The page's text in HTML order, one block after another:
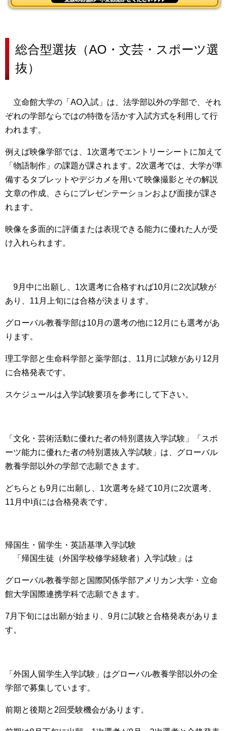
総合型選抜（AO・文芸・スポーツ選
抜）
立命館大学の 「AO入試」は、法学部以外の学部で、それ
ぞれの学部ならではの特徴を活かす入試方式を利用 して行
われます。
例えば映像学部では、1次選考でエントリーシートに加えて
「物語制作」の課題が課されます。2次選考では、大学が準
備するタブレットやデジカメを用いて映像撮影とその解説
文章の作成、さらにプレゼンテーションおよび面接が課さ
れます。
映像を多面的に評価または表現できる能力に優れた人が受
け入れられます。
9月中に出願し、1次選考に合格すれば10月に2次試験が
あり、11月上旬には合格が決まります。
グローバル教養学部は10月の選考の他に12月にも選考があ
ります。
理工学部と生命科学部と薬学部は、11月に試験があり12月
に合格発表です。
スケジュールは入学試験要項を参考にして下さい。
「文化・芸術活動に優れた者の特別選抜入学試験」「スポ
ーツ能力に優れた者の特別選抜入学試験」 は、 グローバル
教養学部以外の学部で志願できます。
どちらと も9月に出願し、1次選考を経て10月に2次選考、
11月中頃には合格発表です。
帰国生・留学生・英語基準入学試験
「帰国生徒（外国学校修学経験者）入学試験」 は
グローバル教養学部と国際関係学部アメリカン大学・立命
館大学国際連携学科で志願できます。
7月下旬には出願が始まり、9月に試験と合格発表がありま
す。
「外国人留学生入学試験」 はグローバル教養学部以外の全
学部で募集しています。
前期と後期と2回受験機会があります。